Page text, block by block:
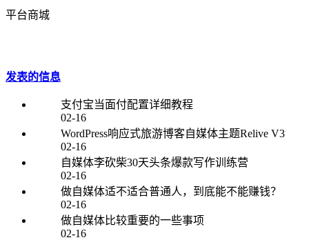
平台商城
发表的信息
支付宝当面付配置详细教程
02-16
WordPress响应式旅游博客自媒体主题Relive V3
02-16
自媒体李砍柴30天头条爆款写作训练营
02-16
做自媒体适不适合普通人，到底能不能赚钱？
02-16
做自媒体比较重要的一些事项
02-16